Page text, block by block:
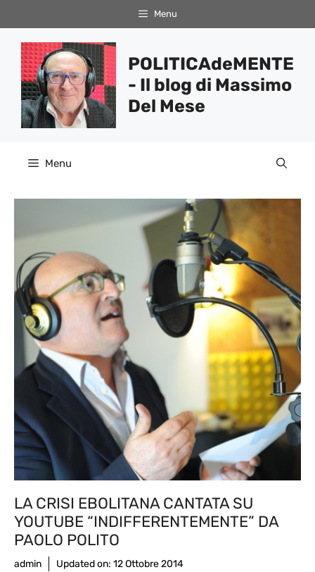
al
contenuto
Menu
POLITICAdeMENTE
- Il blog di Massimo
Del Mese
Menu
LA CRISI EBOLITANA CANTATA SU
YOUTUBE “INDIFFERENTEMENTE” DA
PAOLO POLITO
admin Updated on: 12 Ottobre 2014